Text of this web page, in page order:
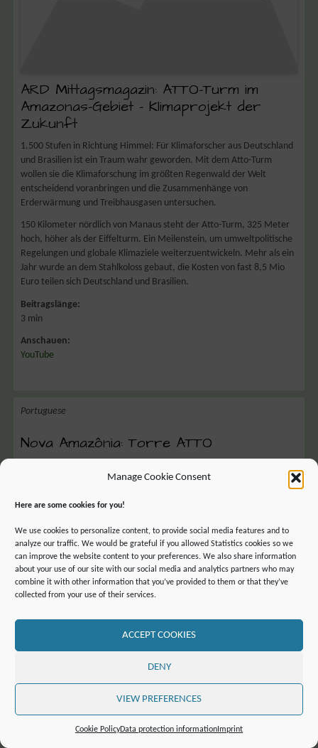
Manage Cookie Consent
Here are some cookies for you!
We use cookies to personalize content, to provide social media features and to
analyze our traffic. We would be grateful if you allowed Statistics cookies so we
can improve the website content to your preferences. We also share information
about your use of our site with our social media and analytics partners who may
combine it with other information that you’ve provided to them or that they’ve
collected from your use of their services.
ACCEPT COOKIES
DENY
VIEW PREFERENCES
Cookie PolicyData protection information Imprint
ARD Mittagsmagazin: ATTO-Turm im
Amazonas-Gebiet – Klimaprojekt der
Zukunft
1.500 Stufen in Richtung Himmel: Für Klimaforscher aus Deutschland
und Brasilien ist ein Traum wahr geworden. Mit dem Atto-Turm
wollen sie die Klimaforschung im größten Regenwald der Welt
entscheidend voranbringen und die Zusammenhänge von
Erderwärmung und Treibhausgasen untersuchen.
150 Kilometer nördlich von Manaus steht der Atto-Turm, 325 Meter
hoch, höher als der Eiffelturm. Ein Meilenstein, um umweltpolitische
Regelungen und globale Klimaziele weiterzuentwickeln. Mehr als ein
Jahr wurde an dem Stahlkoloss gebaut, die Kosten von fast 8,5 Mio
Euro teilen sich Deutschland und Brasilien.
Beitragslänge:
3 min
Anschauen:
YouTube
Portuguese
Nova Amazônia: Torre ATTO
Desenvolvimento Sustentável do Uatumã, a Torre ATTO (em inglês,
científica entre Brasil e Alemanha, erguida num momento chave de
Israel encontra os cientistas no meio da floresta e topa o desafio de
subir os 325 metros da Torre ATTO!. Confira o último episódio da
Terceira Temporada do Nova Amazônia!
Duração do programa: